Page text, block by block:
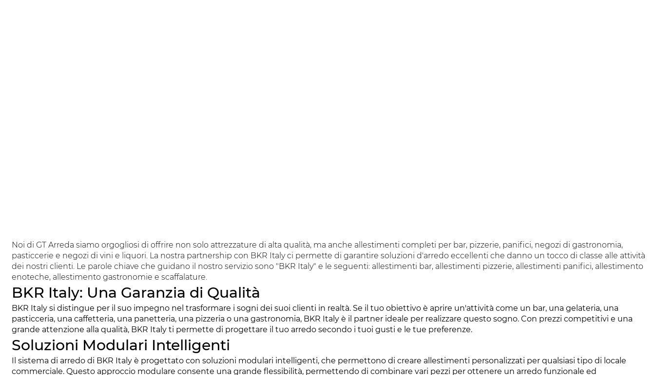
Noi di GT Arreda siamo orgogliosi di offrire non solo attrezzature di alta qualità, ma anche allestimenti completi per bar, pizzerie, panifici, negozi di gastronomia,
pasticcerie e negozi di vini e liquori. La nostra partnership con BKR Italy ci permette di garantire soluzioni d'arredo eccellenti che danno un tocco di classe alle attività
dei nostri clienti. Le parole chiave che guidano il nostro servizio sono "BKR Italy" e le seguenti: allestimenti bar, allestimenti pizzerie, allestimenti panifici, allestimento
enoteche, allestimento gastronomie e scaffalature.
BKR Italy: Una Garanzia di Qualità
BKR Italy si distingue per il suo impegno nel trasformare i sogni dei suoi clienti in realtà. Se il tuo obiettivo è aprire un'attività come un bar, una gelateria, una
pasticceria, una caffetteria, una panetteria, una pizzeria o una gastronomia, BKR Italy è il partner ideale per realizzare questo sogno. Con prezzi competitivi e una
grande attenzione alla qualità, BKR Italy ti permette di progettare il tuo arredo secondo i tuoi gusti e le tue preferenze.
Soluzioni Modulari Intelligenti
Il sistema di arredo di BKR Italy è progettato con soluzioni modulari intelligenti, che permettono di creare allestimenti personalizzati per qualsiasi tipo di locale
commerciale. Questo approccio modulare consente una grande flessibilità, permettendo di combinare vari pezzi per ottenere un arredo funzionale ed